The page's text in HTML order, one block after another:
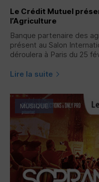
Le Crédit Mutuel
l’Agriculture
Banque partenaire des
présent au Salon
déroulera à Paris du 25
Lire la suite
MUSIQUE